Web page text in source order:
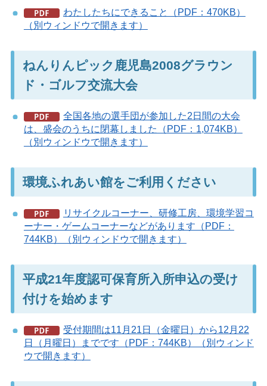
わたしたちにできること（PDF：470KB）
（別ウィンドウで開きます）
ねんりんピック鹿児島2008グラウン
ド・ゴルフ交流大会
全国各地の選手団が参加した2日間の大会
は、盛会のうちに閉幕しました（PDF：1,074KB）
（別ウィンドウで開きます）
環境ふれあい館をご利用ください
リサイクルコーナー、研修工房、環境学習コ
ーナー・ゲームコーナーなどがあります（PDF：
744KB）（別ウィンドウで開きます）
平成21年度認可保育所入所申込の受け
付けを始めます
受付期間は11月21日（金曜日）から12月22
日（月曜日）までです（PDF：744KB）（別ウィンド
ウで開きます）